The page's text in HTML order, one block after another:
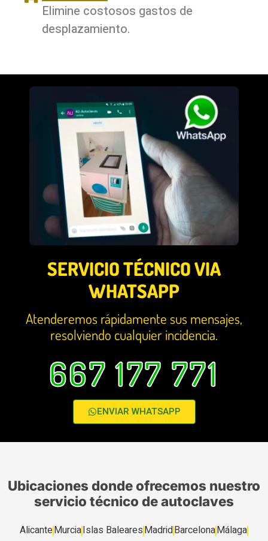
Elimine costosos gastos de
desplazamiento.
SERVICIO TÉCNICO VIA
WHATSAPP
Atenderemos rápidamente sus mensajes,
resolviendo cualquier incidencia.
667 177 771
ENVIAR WHATSAPP
Ubicaciones donde ofrecemos nuestro
servicio técnico de autoclaves
AlicanteMurciaIslas BalearesMadridBarcelonaMálaga